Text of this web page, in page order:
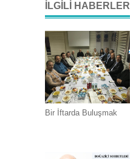
İLGILI HABERLER
Bir İftarda Buluşmak